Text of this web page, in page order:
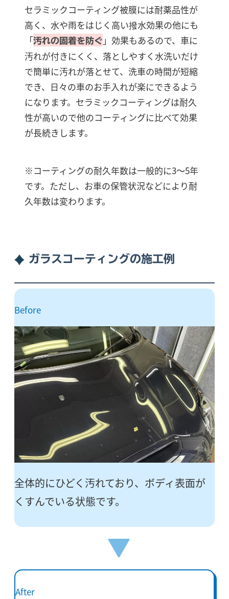
セラミックコーティング被膜には耐薬品性が
高く、水や雨をはじく高い撥水効果の他にも
「汚れの固着を防ぐ 」効果もあるので、車に
汚れが付きにくく、落としやすく水洗いだけ
で簡単に汚れが落とせて、洗車の時間が短縮
でき、日々の車のお手入れが楽にできるよう
になります。セラミックコーティングは耐久
性が高いので他のコーティングに比べて効果
が長続きします。
※コーティングの耐久年数は一般的に3～5年
です。ただし、お車の保管状況などにより耐
久年数は変わります。
ガラスコーティングの施工例
Before
全体的にひどく汚れており、ボディ表面が
くすんでいる状態です。
After